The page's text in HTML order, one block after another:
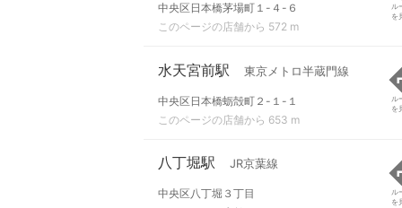
中央区日本橋茅場町１-４-６
このページの店舗から 572 m
ル
を
水天宮前駅 東京メトロ半蔵門線
中央区日本橋蛎殻町２-１-１
このページの店舗から 653 m
ル
を
八丁堀駅 JR京葉線
中央区八丁堀３丁目
ル
を